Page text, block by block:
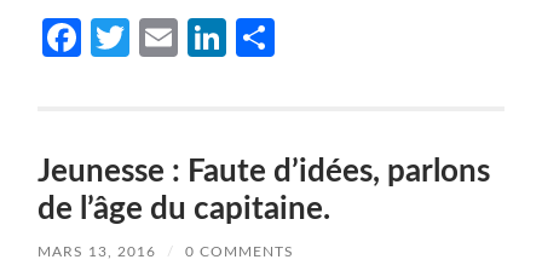
Facebook
Twitter
EmailLinkedIn
Jeunesse : Faute d’idées, parlons
de l’âge du capitaine.
MARS 13, 2016 / 0 COMMENTS